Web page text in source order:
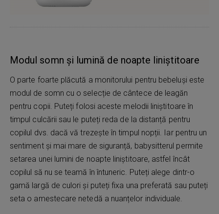
Modul somn și lumină de noapte liniștitoare
O parte foarte plăcută a monitorului pentru bebeluși este
modul de somn cu o selecție de cântece de leagăn
pentru copii. Puteți folosi aceste melodii liniștitoare în
timpul culcării sau le puteți reda de la distanță pentru
copilul dvs. dacă vă trezește în timpul nopții. Iar pentru un
sentiment și mai mare de siguranță, babysitterul permite
setarea unei lumini de noapte liniștitoare, astfel încât
copilul să nu se teamă în întuneric. Puteți alege dintr-o
gamă largă de culori și puteți fixa una preferată sau puteți
seta o amestecare netedă a nuanțelor individuale.